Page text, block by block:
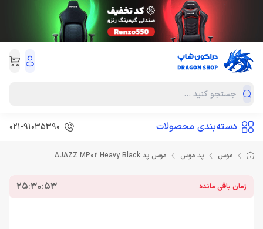
دسته‌بندی محصولات 021-91035390
موس پد موس موس پد AJAZZ MP02 Heavy Black
زمان باقی مانده 25:30:53